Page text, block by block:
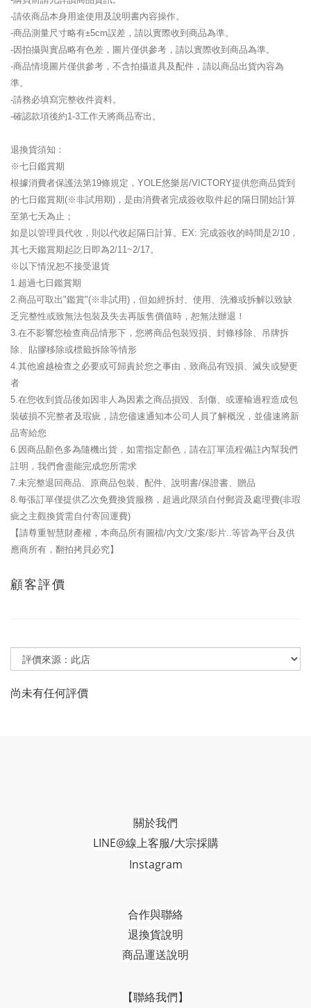
-請依商品本身用途使用及說明書內容操作。
-商品測量尺寸略有±5cm誤差，請以實際收到商品為準。
-因拍攝與實品略有色差，圖片僅供參考，請以實際收到商品為準。
-商品情境圖片僅供參考，不含拍攝道具及配件，請以商品出貨內容為
準。
-請務必填寫完整收件資料。
-確認款項後約1-3工作天將商品寄出。
退換貨須知：
※七日鑑賞期
根據消費者保護法第19條規定，YOLE悠樂居/VICTORY提供您商品貨到
的七日鑑賞期(※非試用期)，是由消費者完成簽收取件起的隔日開始計算
至第七天為止；
如是以管理員代收，則以代收起隔日計算。EX: 完成簽收的時間是2/10，
其七天鑑賞期起訖日即為2/11~2/17。
※以下情況恕不接受退貨
1.超過七日鑑賞期
2.商品可取出"鑑賞"(※非試用)，但如經拆封、使用、洗滌或拆解以致缺
乏完整性或致無法包裝及失去再販售價值時，恕無法辦退！
3.在不影響您檢查商品情形下，您將商品包裝毀損、封條移除、吊牌拆
除、貼膠移除或標籤拆除等情形
4.其他逾越檢查之必要或可歸責於您之事由，致商品有毀損、滅失或變更
者
5.在您收到貨品後如因非人為因素之商品損毀、刮傷、或運輸過程造成包
裝破損不完整者及瑕疵，請您儘速通知本公司人員了解概況，並儘速將新
品寄給您
6.因商品顏色多為隨機出貨，如需指定顏色，請在訂單流程備註內幫我們
註明，我們會盡能完成您所需求
7.未完整退回商品、原商品包裝、配件、說明書/保證書、贈品
8.每張訂單僅提供乙次免費換貨服務，超過此限須自付郵資及處理費(非瑕
疵之主觀換貨需自付寄回運費)
【請尊重智慧財產權，本商品所有圖檔/內文/文案/影片..等皆為平台及供
應商所有，翻拍拷貝必究】
顧客評價
尚未有任何評價
關於我們
LINE@線上客服/大宗採購
Instagram
合作與聯絡
退換貨說明
商品運送說明
【聯絡我們】